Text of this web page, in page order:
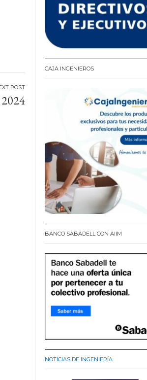
CAJA INGENIEROS
BANCO SABADELL CON AIIM
NOTICIAS DE INGENIERÍA